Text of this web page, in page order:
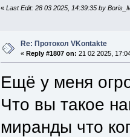
«Last Edit: 28 03 2025, 14:39:35 by
Re: Протокол VKontakte
« Reply #1807 on: 21 02 2025,
Ещё у меня
Что вы такое
миранды что